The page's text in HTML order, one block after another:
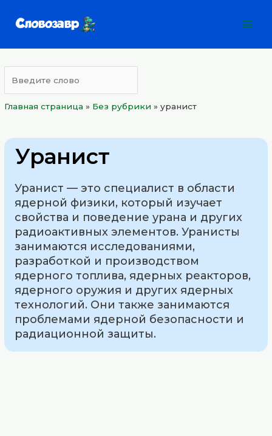
Главная страница » Без рубрики »уранист
Уранист
Уранист — это специалист в области
ядерной физики, который изучает
свойства и поведение урана и других
радиоактивных элементов. Уранисты
занимаются исследованиями,
разработкой и производством
ядерного топлива, ядерных реакторов,
ядерного оружия и других ядерных
технологий. Они также занимаются
проблемами ядерной безопасности и
радиационной защиты.